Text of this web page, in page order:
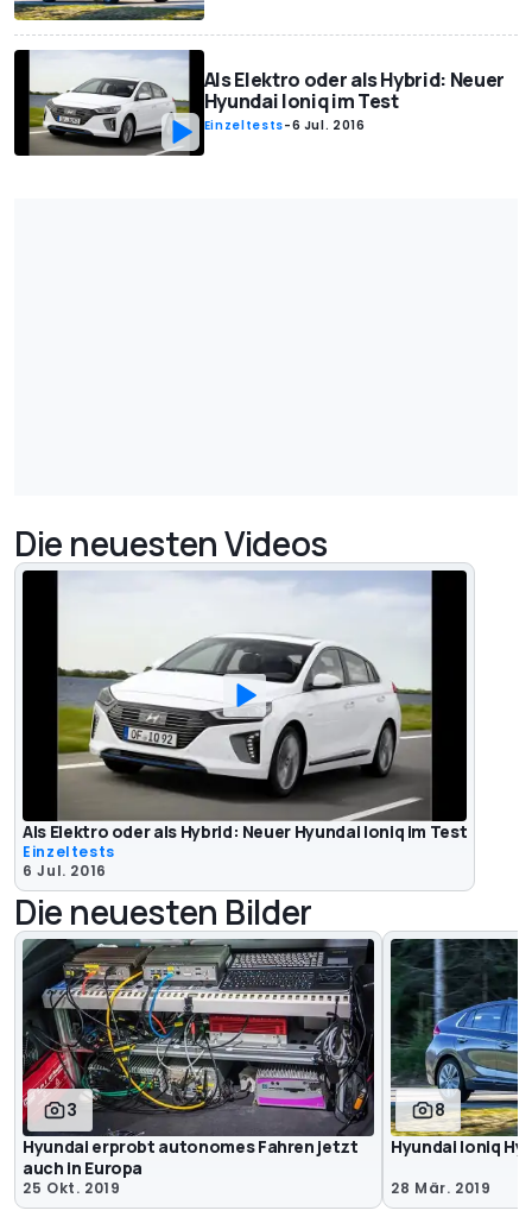
Als Elektro oder als Hybrid: Neuer
Hyundai Ioniq im Test
Einzeltests-6 Jul. 2016
Die neuesten Videos
Als Elektro oder als Hybrid: Neuer Hyundai Ioniq im Test
Einzeltests
6 Jul. 2016
Die neuesten Bilder
3
Hyundai erprobt autonomes Fahren jetzt
auch in Europa
25 Okt. 2019
8
Hyundai Ioniq
28 Mär. 2019